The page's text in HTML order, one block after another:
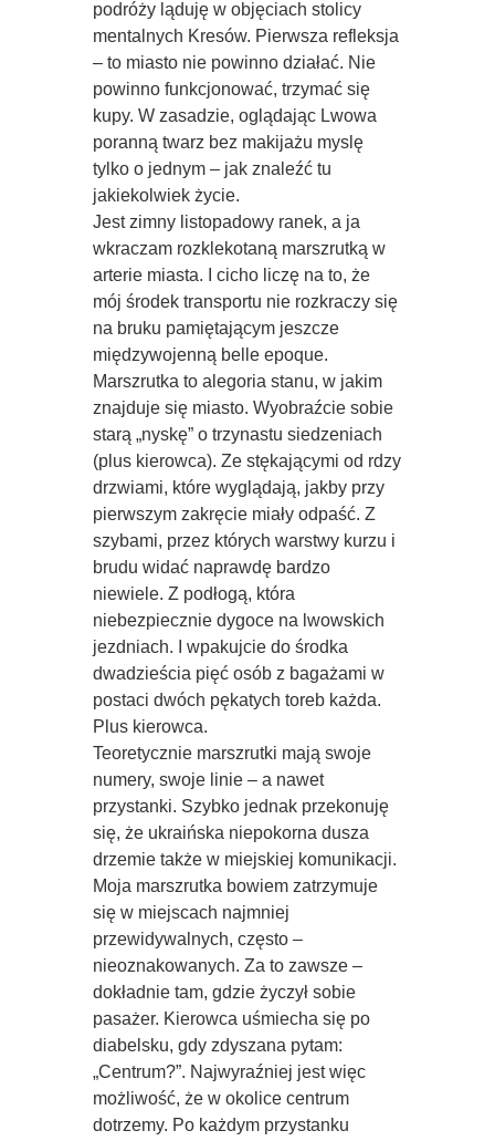
podróży ląduję w objęciach stolicy
mentalnych Kresów. Pierwsza refleksja
– to miasto nie powinno działać. Nie
powinno funkcjonować, trzymać się
kupy. W zasadzie, oglądając Lwowa
poranną twarz bez makijażu myslę
tylko o jednym – jak znaleźć tu
jakiekolwiek życie.
Jest zimny listopadowy ranek, a ja
wkraczam rozklekotaną marszrutką w
arterie miasta. I cicho liczę na to, że
mój środek transportu nie rozkraczy się
na bruku pamiętającym jeszcze
międzywojenną belle epoque.
Marszrutka to alegoria stanu, w jakim
znajduje się miasto. Wyobraźcie sobie
starą „nyskę” o trzynastu siedzeniach
(plus kierowca). Ze stękającymi od rdzy
drzwiami, które wyglądają, jakby przy
pierwszym zakręcie miały odpaść. Z
szybami, przez których warstwy kurzu i
brudu widać naprawdę bardzo
niewiele. Z podłogą, która
niebezpiecznie dygoce na lwowskich
jezdniach. I wpakujcie do środka
dwadzieścia pięć osób z bagażami w
postaci dwóch pękatych toreb każda.
Plus kierowca.
Teoretycznie marszrutki mają swoje
numery, swoje linie – a nawet
przystanki. Szybko jednak przekonuję
się, że ukraińska niepokorna dusza
drzemie także w miejskiej komunikacji.
Moja marszrutka bowiem zatrzymuje
się w miejscach najmniej
przewidywalnych, często –
nieoznakowanych. Za to zawsze –
dokładnie tam, gdzie życzył sobie
pasażer. Kierowca uśmiecha się po
diabelsku, gdy zdyszana pytam:
„Centrum?”. Najwyraźniej jest więc
możliwość, że w okolice centrum
dotrzemy. Po każdym przystanku